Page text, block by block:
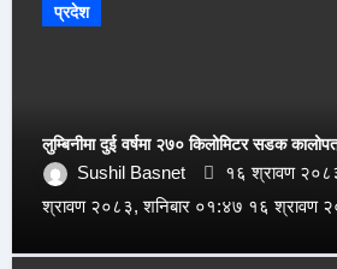
प्रदेश
लुम्बिनीमा दुई वर्षमा २७० किलोमिटर सडक
Sushil Basnet
१६ श्रावण
श्रावण २०८३, शनिबार ०१:४७ १६ श्रावण